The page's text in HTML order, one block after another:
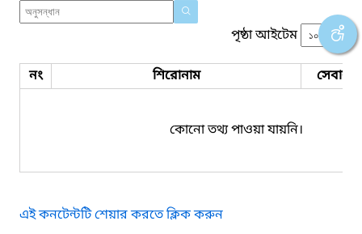
পৃষ্ঠা আইটেম
নং শিরোনাম সেবার
কোনো তথ্য পাওয়া যায়নি।
এই কনটেন্টটি শেয়ার করতে ক্লিক করুন